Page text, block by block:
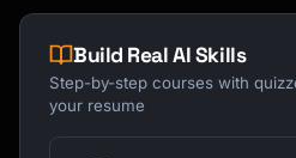
────────────────
Federal: Earnings grow
Build Real AI Skills
Step-by-step courses with
your resume